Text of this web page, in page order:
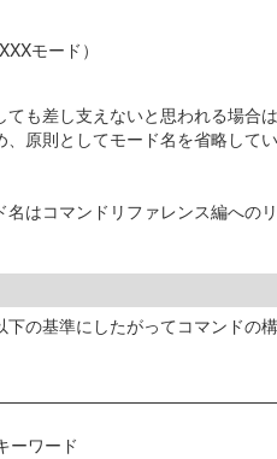
モード）
も差し支えないと思われる場
原則としてモード名を省略し
はコマンドリファレンス編への
下の基準にしたがってコマンドの
ーワード